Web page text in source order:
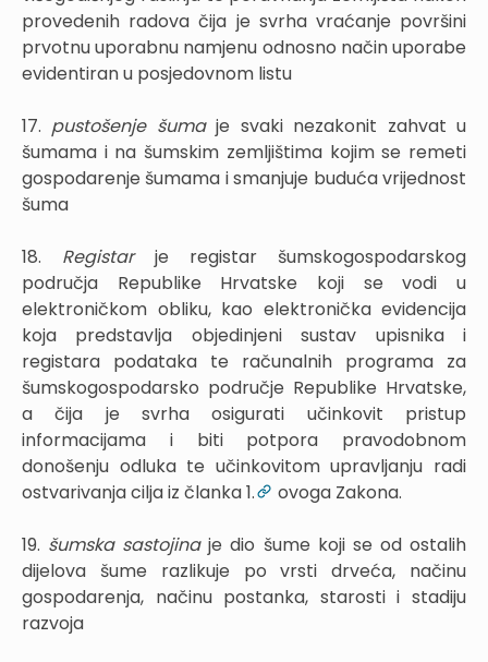
provedenih radova čija je svrha vraćanje površini
prvotnu uporabnu namjenu odnosno način uporabe
evidentiran u posjedovnom listu
17. pustošenje šumaje svaki nezakonit zahvat u
šumama i na šumskim zemljištima kojim se remeti
gospodarenje šumama i smanjuje buduća vrijednost
šuma
18. Registar je registar šumskogospodarskog
područja Republike Hrvatske koji se vodi u
elektroničkom obliku, kao elektronička evidencija
koja predstavlja objedinjeni sustav upisnika i
registara podataka te računalnih programa za
šumskogospodarsko područje Republike Hrvatske,
a čija je svrha osigurati učinkovit pristup
informacijama i biti potpora pravodobnom
donošenju odluka te učinkovitom upravljanju radi
ostvarivanja cilja iz članka 1.
ovoga Zakona.
19. šumska sastojinaje dio šume koji se od ostalih
dijelova šume razlikuje po vrsti drveća, načinu
gospodarenja, načinu postanka, starosti i stadiju
razvoja